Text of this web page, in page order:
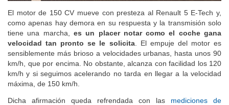
El motor de 150 CV mueve con presteza al Renault 5 E-Tech y,
como apenas hay demora en su respuesta y la transmisión solo
tiene una marcha, es un placer notar como el coche gana
velocidad tan pronto se le solicita. El empuje del motor es
sensiblemente más brioso a velocidades urbanas, hasta unos 90
km/h, que por encima. No obstante, alcanza con facilidad los 120
km/h y si seguimos acelerando no tarda en llegar a la velocidad
máxima, de 150 km/h.
Dicha afirmación queda refrendada con las mediciones de